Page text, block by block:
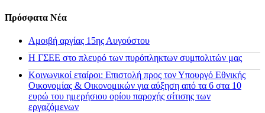
Πρόσφατα Νέα
Αμοιβή αργίας 15ης Αυγούστου
H ΓΣΕΕ στο πλευρό των πυρόπληκτων συμπολιτών μας
Κοινωνικοί εταίροι: Επιστολή προς τον Υπουργό Εθνικής
Οικονομίας & Οικονομικών για αύξηση από τα 6 στα 10
ευρώ του ημερήσιου ορίου παροχής σίτισης των
εργαζόμενων